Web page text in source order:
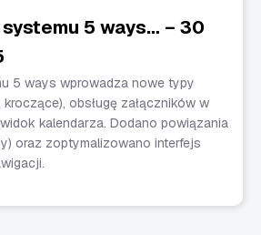
5 ways… – 30
5 ways wprowadza nowe typy
obsługę załączników w
kalendarza. Dodano powiązania
oraz zoptymalizowano interfejs